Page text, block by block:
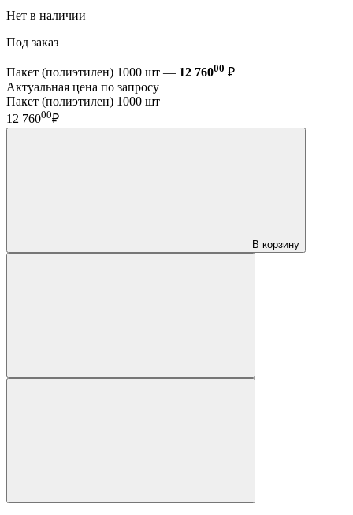
Нет в наличии
Под заказ
Пакет (полиэтилен) 1000 шт — 12 76000 ₽
Актуальная цена по запросу
Пакет (полиэтилен) 1000 шт
12 76000₽
В корзину